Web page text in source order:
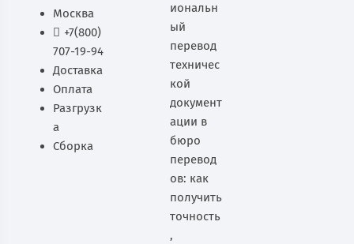
Москва
+7(800)
707-19-94
Доставка
Оплата
Разгрузк
а
Сборка
иональн
ый
перевод
техничес
кой
документ
ации в
бюро
перевод
ов: как
получить
точность
,